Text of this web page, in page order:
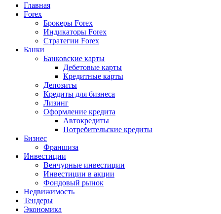
Главная
Forex
Брокеры Forex
Индикаторы Forex
Стратегии Forex
Банки
Банковские карты
Дебетовые карты
Кредитные карты
Депозиты
Кредиты для бизнеса
Лизинг
Оформление кредита
Автокредиты
Потребительские кредиты
Бизнес
Франшиза
Инвестиции
Венчурные инвестиции
Инвестиции в акции
Фондовый рынок
Недвижимость
Тендеры
Экономика